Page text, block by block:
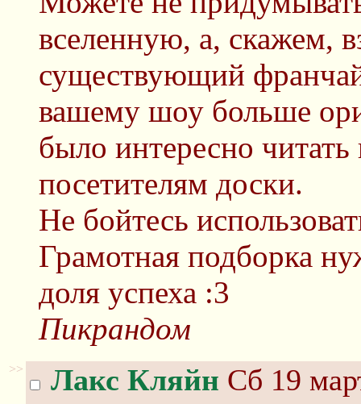
вселенную, а, скажем,
существующий
вашему шоу больше
было интересно
посетителям доски.
Не бойтесь
Грамотная подборка
доля успеха :3
Пикрандом
>> Лакс Кляйн Сб 19